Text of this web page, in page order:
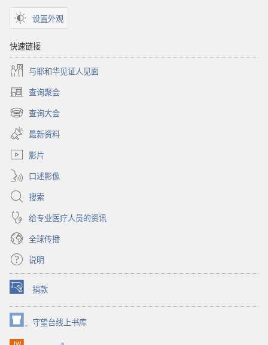
设置外观
快速链接
与耶和华见证人见面
查询聚会
（打
开
新
窗
口）
查询大会
（打
开
新
窗
最新资料
影片
口述影像
搜索
给专业医疗人员的资讯
全球传播
说明
捐款
（打
开
新
窗
口）
守望台线上书库
（打
开